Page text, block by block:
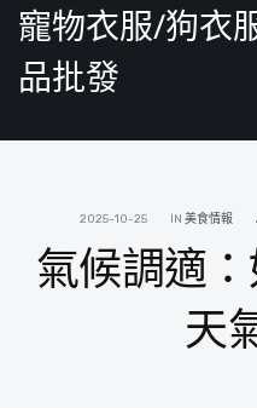
寵物衣服/狗衣
品批發
2025-10-25 IN 美食情報
氣候調適
天